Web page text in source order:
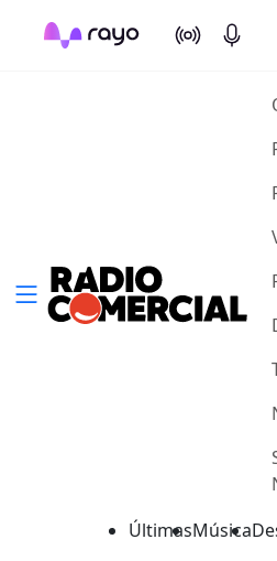
On Air
ÚltimasMúsica